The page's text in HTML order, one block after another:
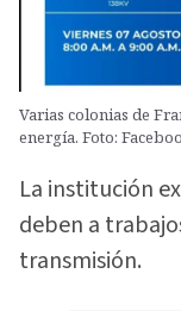
Varias colonias de
energía. Foto:
La institución
deben a
transmisión.